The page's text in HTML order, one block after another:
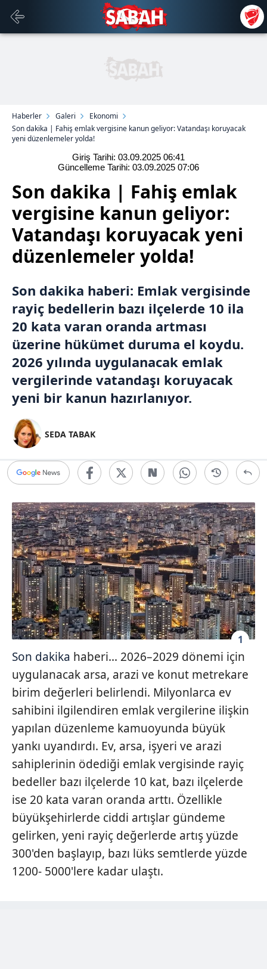
Haberler Galeri
Ekonomi
Son dakika | Fahiş emlak vergisine kanun geliyor: Vatandaşı koruyacak
yeni düzenlemeler yolda!
Giriş Tarihi: 03.09.2025 06:41
Güncelleme Tarihi: 03.09.2025 07:06
Son dakika | Fahiş emlak
vergisine kanun geliyor:
Vatandaşı koruyacak yeni
düzenlemeler yolda!
Son dakika haberi: Emlak vergisinde
rayiç bedellerin bazı ilçelerde 10 ila
20 kata varan oranda artması
üzerine hükümet duruma el koydu.
2026 yılında uygulanacak emlak
vergilerinde vatandaşı koruyacak
yeni bir kanun hazırlanıyor.
SEDA TABAK
1
Son dakika haberi... 2026–2029 dönemi için
uygulanacak arsa, arazi ve konut metrekare
birim değerleri belirlendi. Milyonlarca ev
sahibini ilgilendiren emlak vergilerine ilişkin
yapılan düzenleme kamuoyunda büyük
yankı uyandırdı. Ev, arsa, işyeri ve arazi
sahiplerinin ödediği emlak vergisinde rayiç
bedeller bazı ilçelerde 10 kat, bazı ilçelerde
ise 20 kata varan oranda arttı. Özellikle
büyükşehirlerde ciddi artışlar gündeme
gelirken, yeni rayiç değerlerde artış yüzde
300'den başlayıp, bazı lüks semtlerde yüzde
1200- 5000'lere kadar ulaştı.